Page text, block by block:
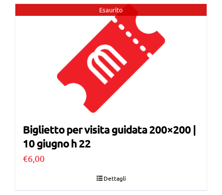
Esaurito
Biglietto per visita guidata 200×200 |
10 giugno h 22
€6,00
Dettagli